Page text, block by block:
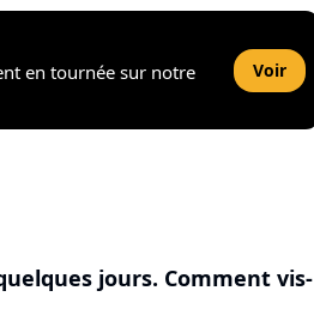
en tournée sur notre
Voir
jours. Comment vis-